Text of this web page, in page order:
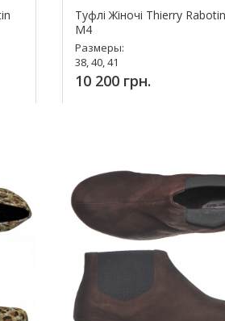
Туфлі Жіночі Thierry
M4
Размеры:
38, 40, 41
10 200 грн.